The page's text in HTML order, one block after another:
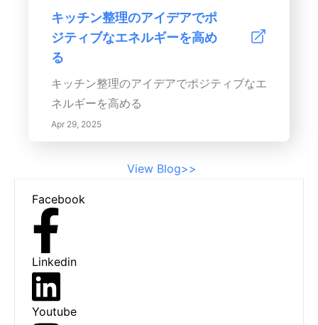
し、リラックスを促進することです。適切
なカラーパレット、自然要素、思慮深い家
具の配置、そして個人的なタッチをもっ
つろぎとつながりのための暖かく、心地よ
い避難所に変えることができます。
キッチン整理のアイデアでポ
ジティブなエネルギーを高め
る
キッチン整理のアイデアでポジティブなエ
ネルギーを高める
Apr 29, 2025
View Blog>>
Facebook
Linkedin
Youtube